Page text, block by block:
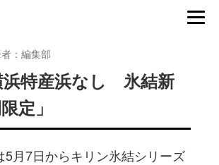
：編集部
浜特産浜なし 氷結新
定」
5月7日からキリン氷結シリーズ